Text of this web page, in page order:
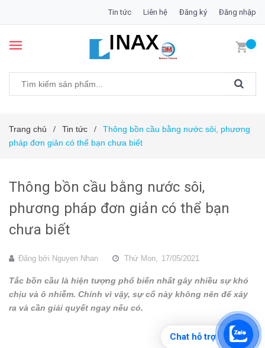
Tin tức Liên hệ Đăng ký Đăng nhập
Trang chủ / Tin tức /
Thông bồn cầu bằng nước sôi, phương
pháp đơn giản có thể bạn chưa biết
Thông bồn cầu bằng nước sôi,
phương pháp đơn giản có thể bạn
chưa biết
Đăng bởi Nguyen Nhan Thứ Mon, 17/05/2021
Tắc bồn cầu là hiện tượng phổ biến nhất gây nhiều sự khó
chịu và ô nhiễm. Chính vì vậy, sự cố này không nên để xảy
ra và cần giải quyết ngay nếu có.
Chat hỗ trợ